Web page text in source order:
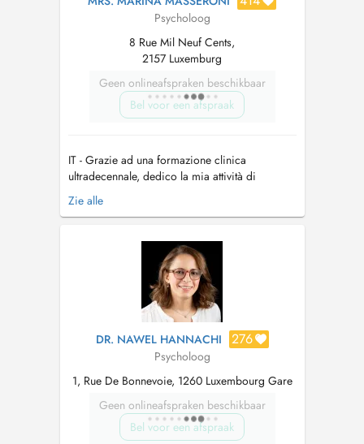
Psycholoog
8 Rue Mil Neuf Cents,
2157 Luxemburg
Geen onlineafspraken beschikbaar
Bel voor een afspraak
IT - Grazie ad una formazione clinica
ultradecennale, dedico la mia attività di
psicologa ad adulti. Con un approccio
umanistico-esistenziale centrato sulla persona,
relazioni umane e a migliorare l'adattamento
individuale, spesso compromesso dallo svilu...
Zie alle
DR. NAWEL HANNACHI 276
Psycholoog
1, Rue De Bonnevoie, 1260 Luxembourg Gare
Geen onlineafspraken beschikbaar
Bel voor een afspraak